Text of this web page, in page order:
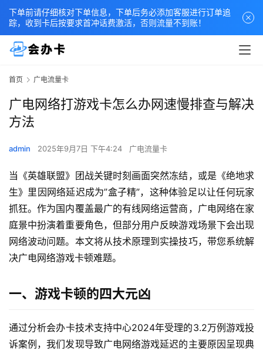
首页 广电流量卡
广电网络打游戏卡怎么办网速慢排查与解决
方法
admin 2025年9月7日 下午4:24 广电流量卡
当《英雄联盟》团战关键时刻画面突然冻结，或是《绝地求
生》里因网络延迟成为”盒子精”，这种体验足以让任何玩家
抓狂。作为国内覆盖最广的有线网络运营商，广电网络在家
庭景中扮演着重要角色，但部分用户反映游戏场景下会出现
网络波动问题。本文将从技术原理到实操技巧，带您系统解
决广电网络游戏卡顿难题。
一、游戏卡顿的四大元凶
通过分析会办卡技术支持中心2024年受理的3.2万例游戏投
诉案例，我们发现导致广电网络游戏延迟的主要原因呈现典
下单前请仔细核对下单信息，下单后务必添加客服进行订单追
踪，收到卡后按要求首冲话费激活，否则流量不到账！